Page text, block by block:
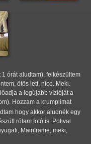
órát aludtam), felkészültem
ötös lett, nice. Meki.
a legújabb vízióját a
Hozzam a krumplimat
hogy akkor aludnék egy
rólam fotó is. Potival
Mainframe, meki,